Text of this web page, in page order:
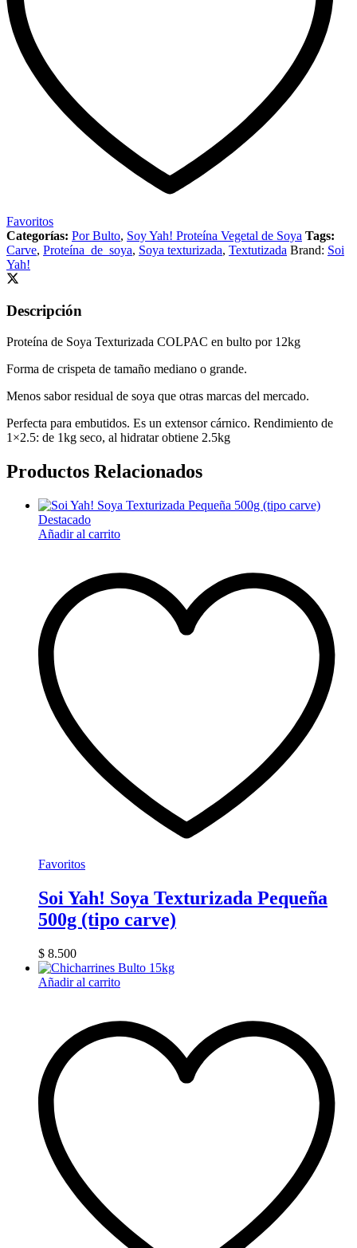
Favoritos
Categorías: Por Bulto, Soy Yah! Proteína Vegetal de Soya Tags:
Carve, Proteína_de_soya, Soya texturizada, Textutizada Brand: Soi
Yah!
Descripción
Proteína de Soya Texturizada COLPAC en bulto por 12kg
Forma de crispeta de tamaño mediano o grande.
Menos sabor residual de soya que otras marcas del mercado.
Perfecta para embutidos. Es un extensor cárnico. Rendimiento de
1×2.5: de 1kg seco, al hidratar obtiene 2.5kg
Productos Relacionados
Destacado
Añadir al carrito
Favoritos
Soi Yah! Soya Texturizada Pequeña
500g (tipo carve)
$ 8.500
Añadir al carrito